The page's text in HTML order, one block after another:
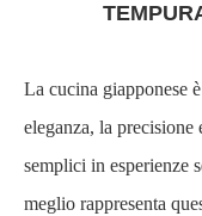
La cucina giapponese
eleganza, la
semplici in esperienze
meglio rappresenta